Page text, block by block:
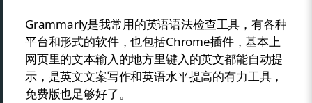
Grammarly是我常用的英语语法检查工具，有各种
平台和形式的软件，也包括Chrome插件，基本上
网页里的文本输入的地方里键入的英文都能自动提
示，是英文文案写作和英语水平提高的有力工具，
免费版也足够好了。